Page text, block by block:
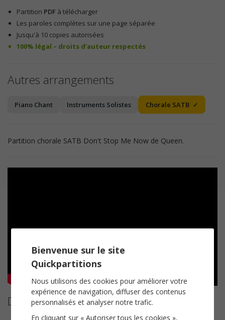
Partition PDF à télécharger
Les paroles complètes sur une page séparée
Jusqu'à 10 copies autorisées
100% légal – droits d’auteur respectés
Autres arrangements
Piano Chant Instruments Solistes Chorale SATB
Partition chorale SATB Don't Stop Me Now de Queen.
Détails de la partition
Bienvenue sur le site
Quickpartitions
Nous utilisons des cookies pour améliorer votre
expérience de navigation, diffuser des contenus
personnalisés et analyser notre trafic.
En cliquant sur « Autoriser tous les cookies »,